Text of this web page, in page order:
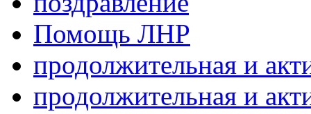
Помощь ЛНР
продолжительная и
продолжительная и